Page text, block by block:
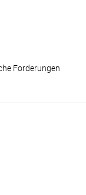
Forderungen